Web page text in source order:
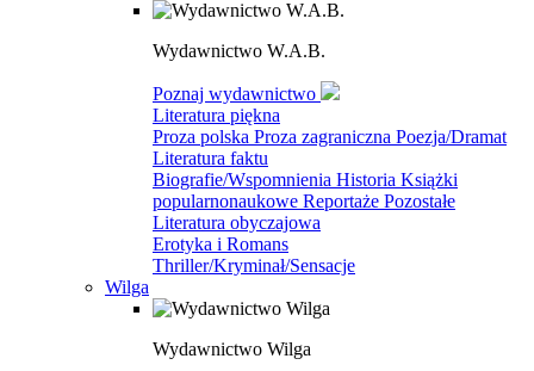
Wydawnictwo W.A.B.
Poznaj wydawnictwo
Literatura piękna
Proza polska Proza zagraniczna Poezja/Dramat
Literatura faktu
Biografie/Wspomnienia Historia Książki
popularnonaukowe Reportaże Pozostałe
Literatura obyczajowa
Erotyka i Romans
Thriller/Kryminał/Sensacje
Wilga
Wydawnictwo Wilga